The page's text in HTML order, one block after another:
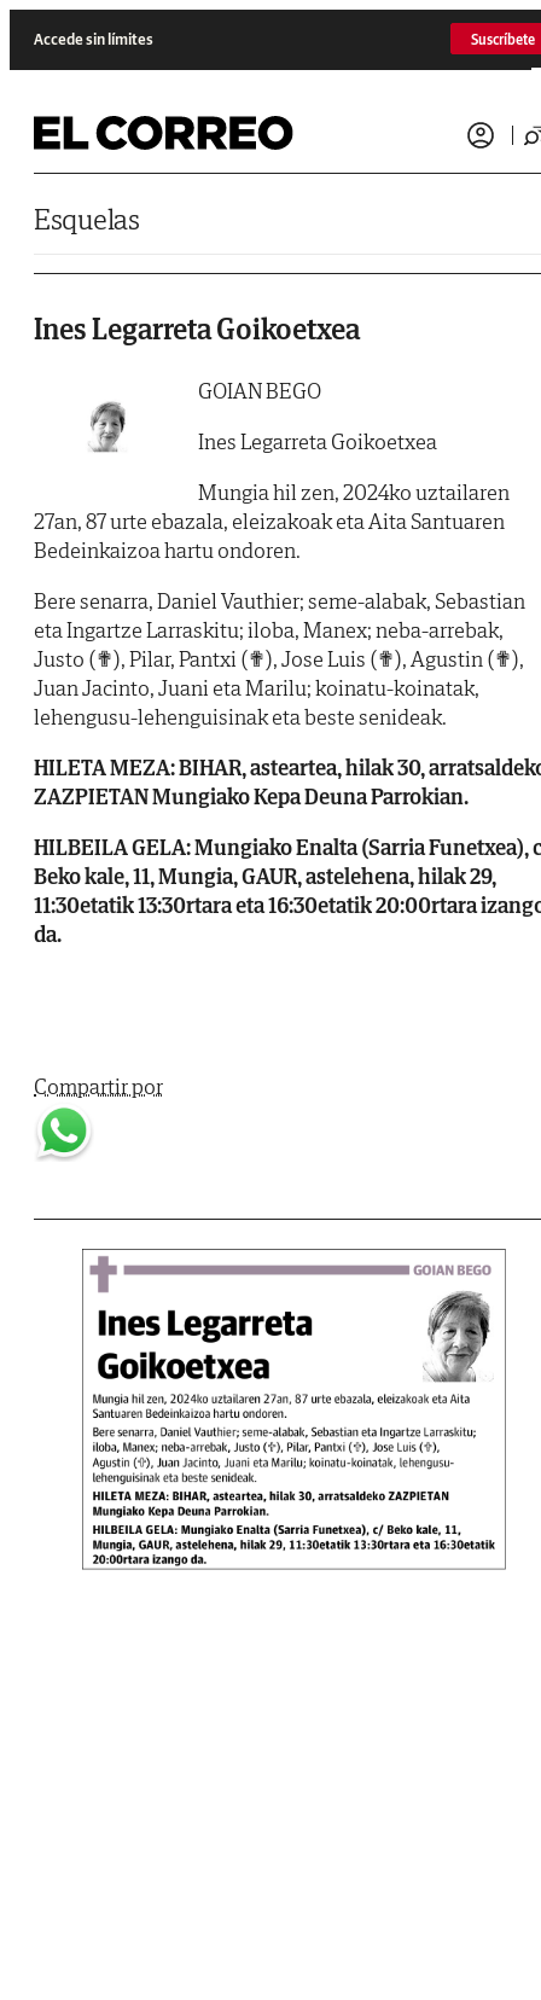
Accede sin límites Suscríbete
Esquelas
Ines Legarreta Goikoetxea
GOIAN BEGO
Ines Legarreta Goikoetxea
Mungia hil zen, 2024ko uztailaren
27an, 87 urte ebazala, eleizakoak eta Aita Santuaren
Bedeinkaizoa hartu ondoren.
Bere senarra, Daniel Vauthier; seme-alabak, Sebastian
eta Ingartze Larraskitu; iloba, Manex; neba-arrebak,
Justo (✟), Pilar, Pantxi (✟), Jose Luis (✟), Agustin (✟),
Juan Jacinto, Juani eta Marilu; koinatu-koinatak,
lehengusu-lehenguisinak eta beste senideak.
HILETA MEZA: BIHAR, asteartea, hilak 30,
ZAZPIETAN Mungiako Kepa Deuna Parrokian.
HILBEILA GELA: Mungiako Enalta (Sarria Funetxea),
Beko kale, 11, Mungia, GAUR, astelehena, hilak 29,
11:30etatik 13:30rtara eta 16:30etatik 20:00rtara
da.
Compartir por